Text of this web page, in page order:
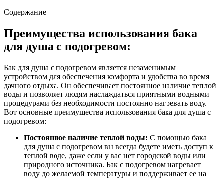
Содержание
Преимущества использования бака
для душа с подогревом:
Бак для душа с подогревом является незаменимым
устройством для обеспечения комфорта и удобства во время
дачного отдыха. Он обеспечивает постоянное наличие теплой
воды и позволяет людям наслаждаться приятными водными
процедурами без необходимости постоянно нагревать воду.
Вот основные преимущества использования бака для душа с
подогревом:
Постоянное наличие теплой воды: С помощью бака
для душа с подогревом вы всегда будете иметь доступ к
теплой воде, даже если у вас нет городской воды или
природного источника. Бак с подогревом нагревает
воду до желаемой температуры и поддерживает ее на